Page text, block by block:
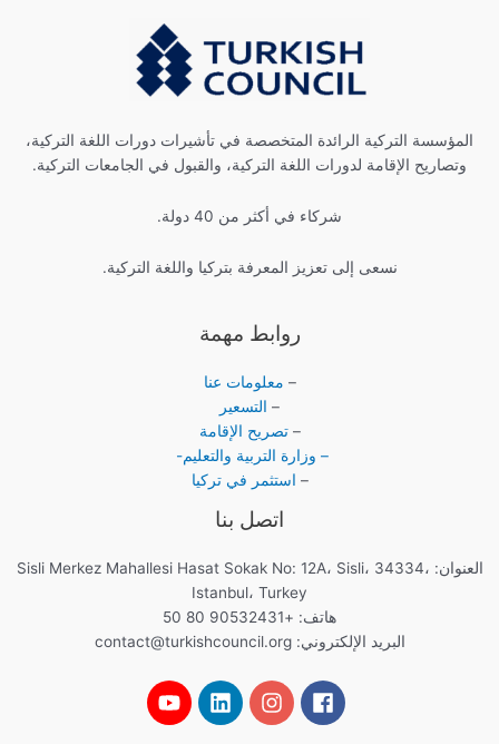
المؤسسة التركية الرائدة المتخصصة في تأشيرات دورات اللغة التركية،
وتصاريح الإقامة لدورات اللغة التركية، والقبول في الجامعات التركية.
شركاء في أكثر من 40 دولة.
نسعى إلى تعزيز المعرفة بتركيا واللغة التركية.
روابط مهمة
– معلومات عنا
– التسعير
–تصريح الإقامة
– وزارة التربية والتعليم-
– استثمر في تركيا
اتصل بنا
العنوان: Sisli Merkez Mahallesi Hasat Sokak No: 12A، Sisli، 34334،
Istanbul، Turkey
هاتف: +90532431 80 50
البريد الإلكتروني:contact@turkishcouncil.org